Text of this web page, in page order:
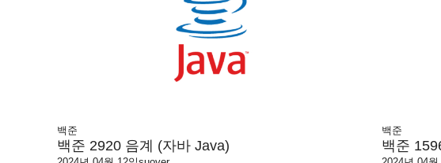
백준
백준 2920 음계 (자바 Java)
백준
백준